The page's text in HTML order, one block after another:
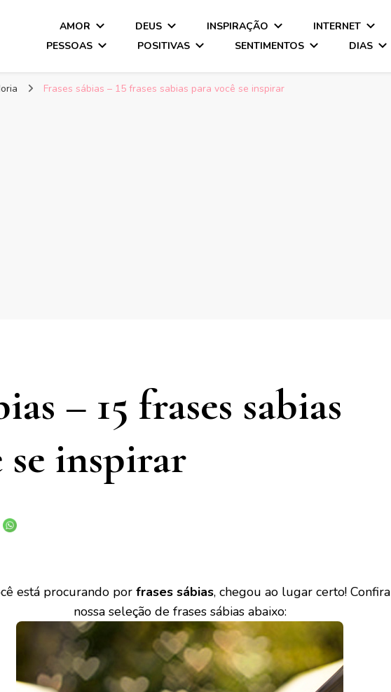
AMOR DEUS INSPIRAÇÃO INTERNET
PESSOAS
POSITIVAS SENTIMENTOS DIAS
Frases sábias – 15 frases sabias para você se inspirar
– 15 frases sabias
se inspirar
está procurando porfrases sábias, chegou ao lugar certo! Confira
nossa seleção de frases sábias abaixo: